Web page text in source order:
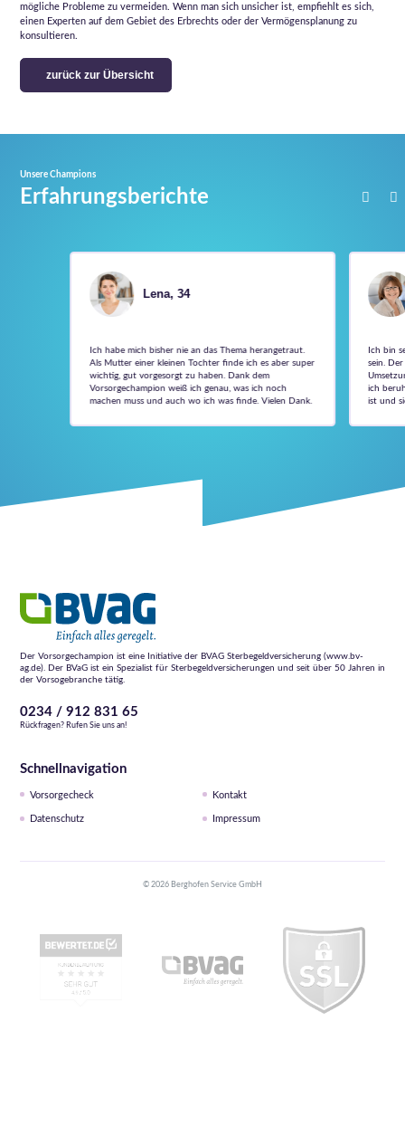
mögliche Probleme zu vermeiden. Wenn man sich unsicher ist, empfiehlt es sich,
einen Experten auf dem Gebiet des Erbrechts oder der Vermögensplanung zu
konsultieren.
zurück zur Übersicht
Unsere Champions
Erfahrungsberichte
Lena, 34
Ich habe mich bisher nie an das Thema herangetraut.
Als Mutter einer kleinen Tochter finde ich es aber super
wichtig, gut vorgesorgt zu haben. Dank dem
Vorsorgechampion weiß ich genau, was ich noch
machen muss und auch wo ich was finde. Vielen Dank.
Ich bin
sein.
ich
ist und
Der Vorsorgechampion ist eine Initiative der BVAG Sterbegeldversicherung (www.bv-
ag.de). Der BVaG ist ein Spezialist für Sterbegeldversicherungen und seit über 50 Jahren in
der Vorsogebranche tätig.
0234 / 912 831 65
Rückfragen? Rufen Sie uns an!
Schnellnavigation
Vorsorgecheck Kontakt
Datenschutz Impressum
© 2026 Berghofen Service GmbH